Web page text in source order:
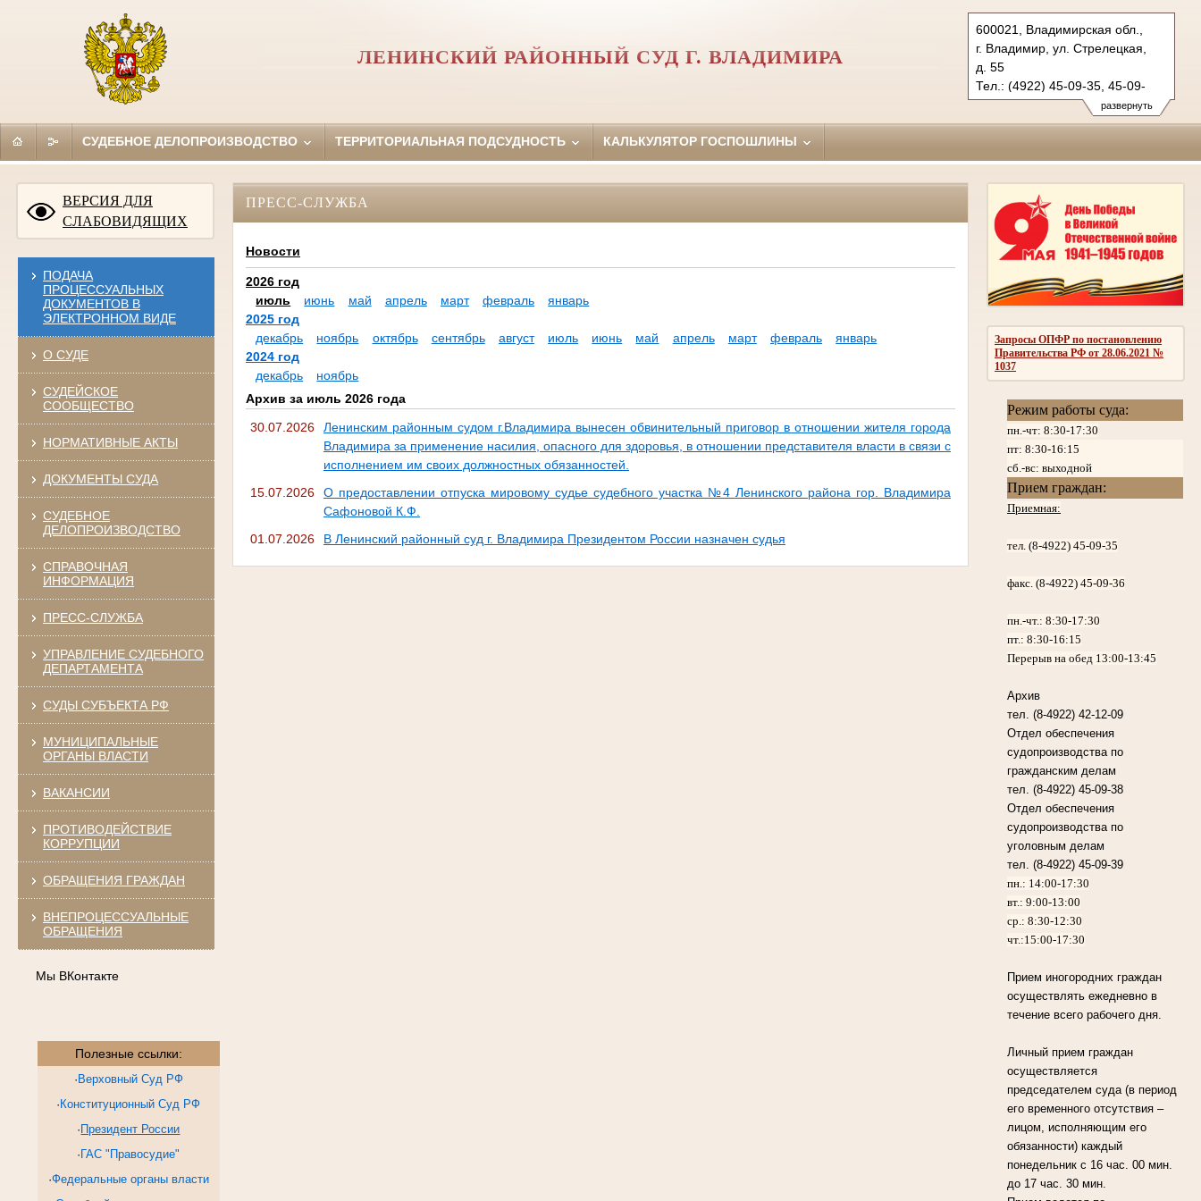
развернуть
600021, Владимирская обл.,
г. Владимир, ул. Стрелецкая,
д. 55
Тел.: (4922) 45-09-35, 45-09-
36 (ф.)
leninsky.wld@sudrf.ru
ЛЕНИНСКИЙ РАЙОННЫЙ СУД Г. ВЛАДИМИРА
СУДЕБНОЕ ДЕЛОПРОИЗВОДСТВО ТЕРРИТОРИАЛЬНАЯ ПОДСУДНОСТЬ КАЛЬКУЛЯТОР ГОСПОШЛИНЫ
ВЕРСИЯ ДЛЯ
СЛАБОВИДЯЩИХ
ПОДАЧА
ПРОЦЕССУАЛЬНЫХ
ДОКУМЕНТОВ В
ЭЛЕКТРОННОМ ВИДЕ
О СУДЕ
СУДЕЙСКОЕ
СООБЩЕСТВО
НОРМАТИВНЫЕ АКТЫ
ДОКУМЕНТЫ СУДА
СУДЕБНОЕ
ДЕЛОПРОИЗВОДСТВО
СПРАВОЧНАЯ
ИНФОРМАЦИЯ
ПРЕСС-СЛУЖБА
УПРАВЛЕНИЕ СУДЕБНОГО
ДЕПАРТАМЕНТА
СУДЫ СУБЪЕКТА РФ
МУНИЦИПАЛЬНЫЕ
ОРГАНЫ ВЛАСТИ
ВАКАНСИИ
ПРОТИВОДЕЙСТВИЕ
КОРРУПЦИИ
ОБРАЩЕНИЯ ГРАЖДАН
ВНЕПРОЦЕССУАЛЬНЫЕ
ОБРАЩЕНИЯ
Мы ВКонтакте
Полезные ссылки:
· Верховный Суд РФ
· Конституционный Суд РФ
· Президент России
· ГАС "Правосудие"
·Федеральные органы власти
Запросы ОПФР по постановлению
Правительства РФ от 28.06.2021 №
1037
Режим работы суда:
пн.-чт: 8:30-17:30
пт: 8:30-16:15
сб.-вс: выходной
Прием граждан:
Приемная:
тел. (8-4922) 45-09-35
факс. (8-4922) 45-09-36
пн.-чт.:8:30-17:30
пт.:8:30-16:15
Перерыв на обед 13:00-13:45
Архив
тел. (8-4922) 42-12-09
Отдел обеспечения
судопроизводства по
гражданским делам
тел. (8-4922) 45-09-38
Отдел обеспечения
судопроизводства по
уголовным делам
тел. (8-4922) 45-09-39
пн.: 14:00-17:30
вт.: 9:00-13:00
ср.: 8:30-12:30
чт.:15:00-17:30
Прием иногородних граждан
осуществлять ежедневно в
течение всего рабочего дня.
Личный прием граждан
осуществляется
председателем суда (в период
его временного отсутствия –
лицом, исполняющим его
обязанности) каждый
понедельник с 16 час. 00 мин.
до 17 час. 30 мин.
ПРЕСС-СЛУЖБА
Новости
2026 год
июль
июнь май апрель март февраль
январь
2025 год
декабрь
ноябрь октябрь сентябрь август июль июнь май апрель март февраль
январь
2024 год
декабрь
ноябрь
Архив за июль 2026 года
30.07.2026
Ленинским районным судом г.Владимира вынесен обвинительный приговор в отношении жителя города
Владимира за применение насилия, опасного для здоровья, в отношении представителя власти в связи с
исполнением им своих должностных обязанностей.
15.07.2026
О предоставлении отпуска мировому судье судебного участка №4 Ленинского района гор. Владимира
Сафоновой К.Ф.
01.07.2026
В Ленинский районный суд г. Владимира Президентом России назначен судья